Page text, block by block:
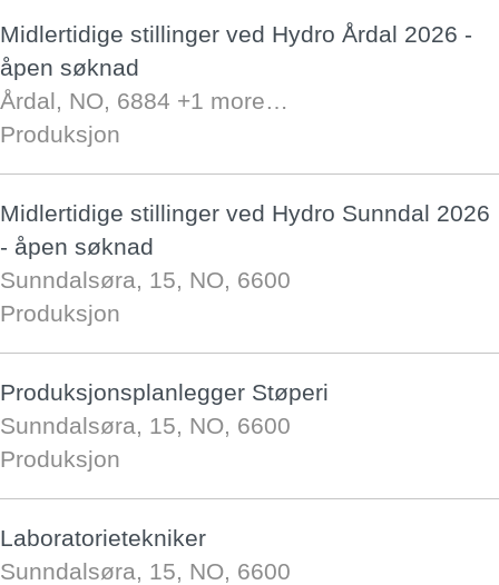
Midlertidige stillinger ved Hydro Årdal 2026 -
åpen søknad
Årdal, NO, 6884 +1 more…
Produksjon
Midlertidige stillinger ved Hydro Sunndal 2026
- åpen søknad
Sunndalsøra, 15, NO, 6600
Produksjon
Produksjonsplanlegger Støperi
Sunndalsøra, 15, NO, 6600
Produksjon
Laboratorietekniker
Sunndalsøra, 15, NO, 6600